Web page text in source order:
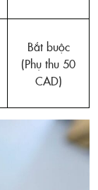
Bắt buộc
(Phụ thu 50
CAD)